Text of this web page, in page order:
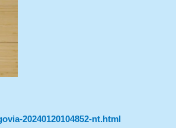
20240120104852-nt.html